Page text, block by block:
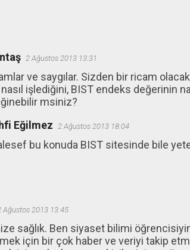
2 Ağustos 2013 13:31
ve saygılar. Sizden bir ricam
işlediğini, BIST endeks değerinin
msiniz?
Eğilmez 2 Ağustos 2013 18:04
bu konuda BIST sitesinde bile
Ağustos 2013 13:45
sağlık. Ben siyaset bilimi
için bir çok haber ve veriyi takip